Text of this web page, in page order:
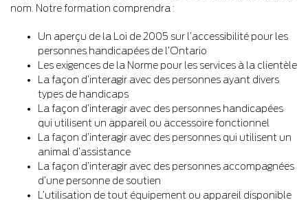
nom. Notre formation comprendra :
Un aperçu de la Loi de 2005 sur l’accessibilité pour les
personnes handicapées de l’Ontario
Les exigences de la Norme pour les services à la clientèle
La façon d’interagir avec des personnes ayant divers
types de handicaps
La façon d’interagir avec des personnes handicapées
qui utilisent un appareil ou accessoire fonctionnel
La façon d’interagir avec des personnes qui utilisent un
animal d’assistance
La façon d’interagir avec des personnes accompagnées
d’une personne de soutien
L’utilisation de tout équipement ou appareil disponible